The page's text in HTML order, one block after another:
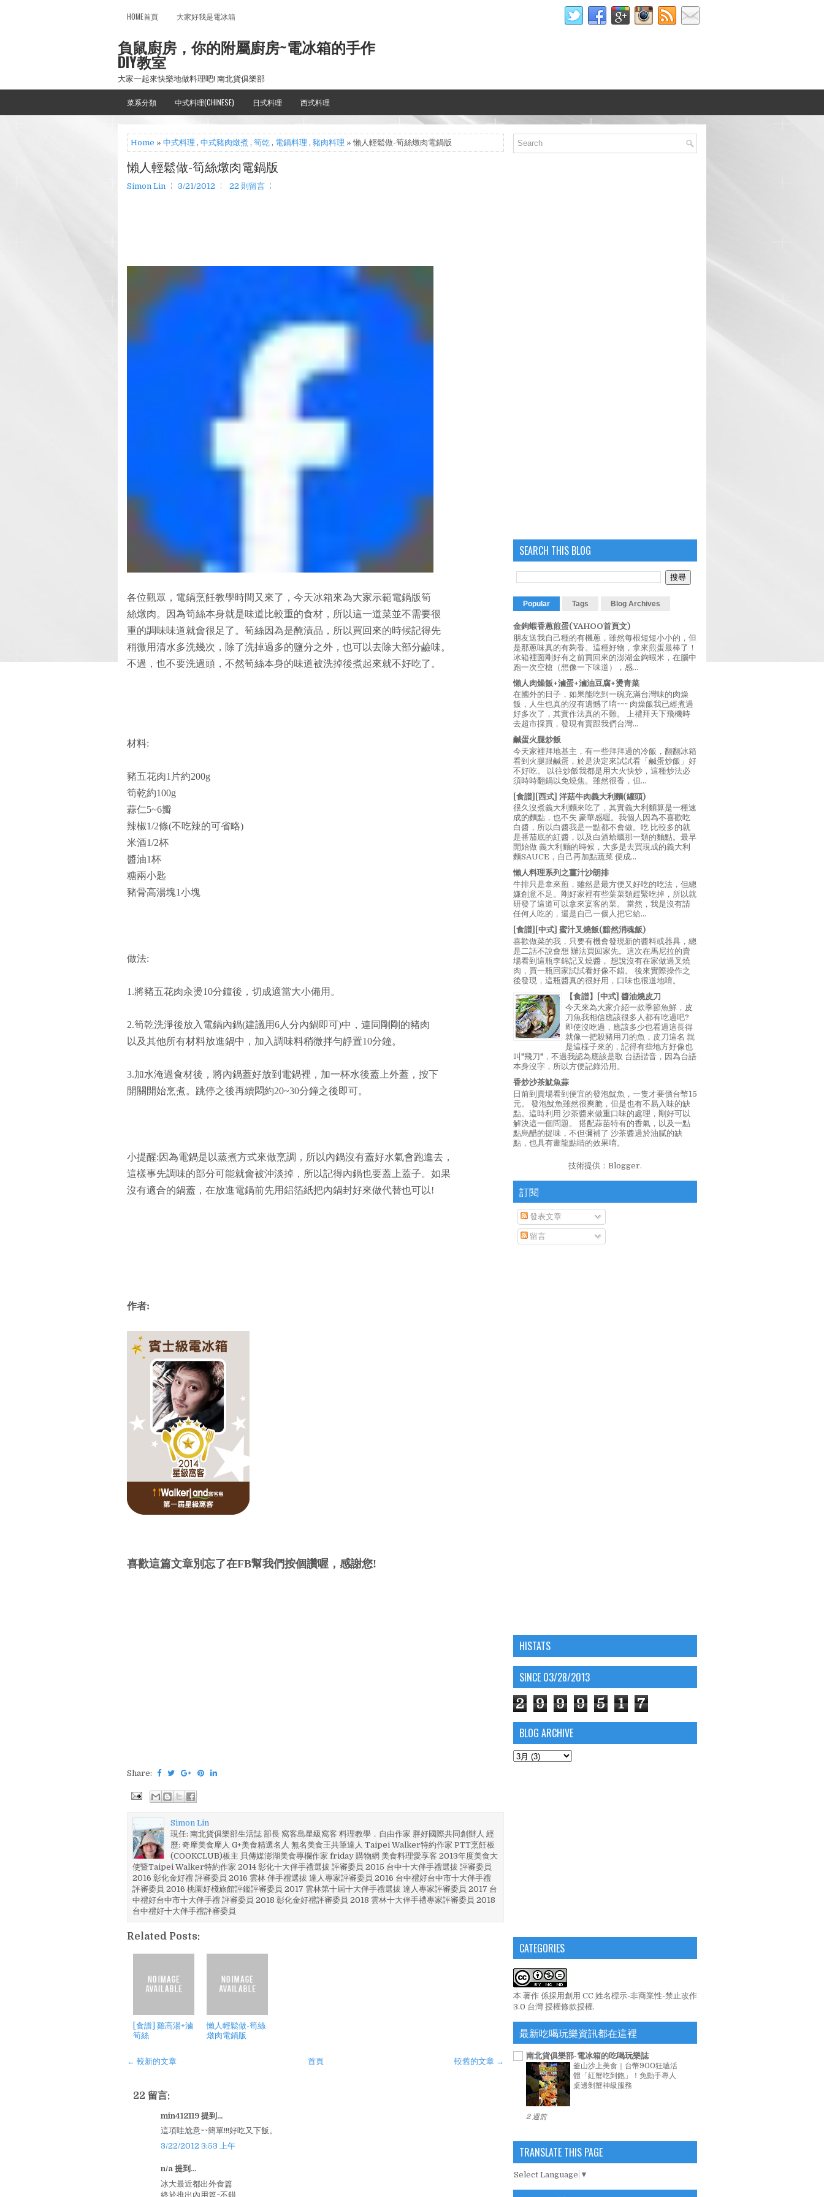
HOME首頁 大家好我是電冰箱
負鼠廚房，你的附屬廚房~電冰箱的手作
DIY教室
大家一起來快樂地做料理吧! 南北貨俱樂部
菜系分類 中式料理(CHINESE) 日式料理 西式料理
Home » 中式料理 , 中式豬肉燉煮 , 筍乾 , 電鍋料理 , 豬肉料理 » 懶人輕鬆做-筍絲燉肉電鍋版
懶人輕鬆做-筍絲燉肉電鍋版
Simon Lin 3/21/2012 22 則留言
各位觀眾，電鍋烹飪教學時間又來了，今天冰箱來為大家示範電鍋版筍
絲燉肉。因為筍絲本身就是味道比較重的食材，所以這一道菜並不需要很
重的調味味道就會很足了。筍絲因為是醃漬品，所以買回來的時候記得先
稍微用清水多洗幾次，除了洗掉過多的鹽分之外，也可以去除大部分鹼味。
不過，也不要洗過頭，不然筍絲本身的味道被洗掉後煮起來就不好吃了。
材料:
豬五花肉1片約200g
筍乾約100g
蒜仁5~6瓣
辣椒1/2條(不吃辣的可省略)
米酒1/2杯
醬油1杯
糖兩小匙
豬骨高湯塊1小塊
做法:
1.將豬五花肉汆燙10分鐘後，切成適當大小備用。
2.筍乾洗淨後放入電鍋內鍋(建議用6人分內鍋即可)中，連同剛剛的豬肉
以及其他所有材料放進鍋中，加入調味料稍微拌勻靜置10分鐘。
3.加水淹過食材後，將內鍋蓋好放到電鍋裡，加一杯水後蓋上外蓋，按下
開關開始烹煮。跳停之後再續悶約20~30分鐘之後即可。
小提醒:因為電鍋是以蒸煮方式來做烹調，所以內鍋沒有蓋好水氣會跑進去，
這樣事先調味的部分可能就會被沖淡掉，所以記得內鍋也要蓋上蓋子。如果
沒有適合的鍋蓋，在放進電鍋前先用鋁箔紙把內鍋封好來做代替也可以!
作者:
喜歡這篇文章別忘了在FB幫我們按個讚喔，感謝您!
Share:
Simon Lin
現任: 南北貨俱樂部生活誌 部長 窩客島星級窩客 料理教學．自由作家 胖好國際共同創辦人 經
歷: 奇摩美食摩人 G+美食精選名人 無名美食王共筆達人 Taipei Walker特約作家 PTT烹飪板
(COOKCLUB)板主 貝傳媒澎湖美食專欄作家 friday 購物網 美食料理愛享客 2013年度美食大
使暨Taipei Walker特約作家 2014 彰化十大伴手禮選拔 評審委員 2015 台中十大伴手禮選拔 評審委員
2016 彰化金好禮 評審委員 2016 雲林 伴手禮選拔 達人專家評審委員 2016 台中禮好台中市十大伴手禮
評審委員 2016 桃園好棧旅館評鑑評審委員 2017 雲林第十屆十大伴手禮選拔 達人專家評審委員 2017 台
中禮好台中市十大伴手禮 評審委員 2018 彰化金好禮評審委員 2018 雲林十大伴手禮專家評審委員 2018
台中禮好十大伴手禮評審委員
Related Posts:
[食譜] 雞高湯+滷
筍絲
懶人輕鬆做-筍絲
燉肉電鍋版
← 較新的文章 較舊的文章 →
首頁
22 留言:
min412119 提到...
這項哇尬意~~簡單!!!好吃又下飯。
3/22/2012 3:53 上午
n/a 提到...
冰大最近都出外食篇
終於推出內用篇~不錯
SEARCH THIS BLOG
Popular Tags Blog Archives
金鉤蝦香蔥煎蛋(YAHOO首頁文)
朋友送我自己種的有機蔥，雖然每根短短小小的，但
是那蔥味真的有夠香。這種好物，拿來煎蛋最棒了！
冰箱裡面剛好有之前買回來的澎湖金鉤蝦米，在腦中
跑一次空槍（想像一下味道），感...
懶人肉燥飯+滷蛋+滷油豆腐+燙青菜
在國外的日子，如果能吃到一碗充滿台灣味的肉燥
飯，人生也真的沒有遺憾了唷~~~ 肉燥飯我已經煮過
好多次了，其實作法真的不難。 上禮拜天下飛機時
去超市採買，發現有賣跟我們台灣...
鹹蛋火腿炒飯
今天家裡拜地基主，有一些拜拜過的冷飯，翻翻冰箱
看到火腿跟鹹蛋，於是決定來試試看「鹹蛋炒飯」好
不好吃。 以往炒飯我都是用大火快炒，這種炒法必
須時時翻鍋以免燒焦。雖然很香，但...
[食譜][西式] 洋菇牛肉義大利麵(罐頭)
很久沒煮義大利麵來吃了，其實義大利麵算是一種速
成的麵點，也不失 豪華感喔。我個人因為不喜歡吃
白醬，所以白醬我是一點都不會做。吃 比較多的就
是番茄底的紅醬，以及白酒蛤蠣那一類的麵點。最早
開始做 義大利麵的時候，大多是去買現成的義大利
麵SAUCE，自己再加點蔬菜 便成...
懶人料理系列之薑汁沙朗排
牛排只是拿來煎，雖然是最方便又好吃的吃法，但總
嫌創意不足。剛好家裡有些葉菜類趕緊吃掉，所以就
研發了這道可以拿來宴客的菜。 當然，我是沒有請
任何人吃的，還是自己一個人把它給...
[食譜][中式] 蜜汁叉燒飯(黯然消魂飯)
喜歡做菜的我，只要有機會發現新的醬料或器具，總
是二話不說會想 辦法買回家先。這次在馬尼拉的賣
場看到這瓶李錦記叉燒醬， 想說沒有在家做過叉燒
肉，買一瓶回家試試看好像不錯。 後來實際操作之
後發現，這瓶醬真的很好用，口味也很道地唷。
【食譜】[中式] 醬油燒皮刀
今天來為大家介紹一款季節魚鮮，皮
刀魚我相信應該很多人都有吃過吧?
即使沒吃過，應該多少也看過這長得
就像一把殺豬用刀的魚，皮刀這名 就
是這樣子來的，記得有些地方好像也
叫"飛刀"，不過我認為應該是取 台語諧音，因為台語
本身沒字，所以方便記錄沿用。
香炒沙茶魷魚蒜
日前到賣場看到便宜的發泡魷魚，一隻才要價台幣15
元。 發泡魷魚雖然很爽脆，但是也有不易入味的缺
點。這時利用 沙茶醬來做重口味的處理，剛好可以
解決這一個問題。 搭配蒜苗特有的香氣，以及一點
點烏醋的提味，不但彌補了 沙茶醬過於油膩的缺
點，也具有畫龍點睛的效果唷。
技術提供： Blogger.
訂閱
發表文章
留言
HISTATS
SINCE 03/28/2013
2 9 9 9 5 1 7
BLOG ARCHIVE
CATEGORIES
本 著作 係採用創用 CC 姓名標示-非商業性-禁止改作
3.0 台灣 授權條款授權.
最新吃喝玩樂資訊都在這裡
南北貨俱樂部-電冰箱的吃喝玩樂誌
釜山沙上美食｜台幣900狂嗑活
體「紅蟹吃到飽」！免動手專人
桌邊剝蟹神級服務
2 週前
TRANSLATE THIS PAGE
Select Language ▼